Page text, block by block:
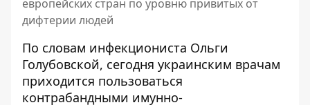
европейских стран по уровню привитых от
дифтерии людей
По словам инфекциониста Ольги
Голубовской, сегодня украинским врачам
приходится пользоваться
контрабандными имунно-